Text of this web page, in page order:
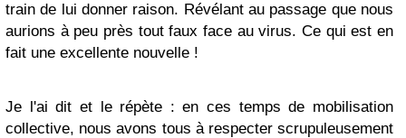
train de lui donner raison. Révélant au passage que nous
aurions à peu près tout faux face au virus. Ce qui est en
fait une excellente nouvelle !
Je l'ai dit et le répète : en ces temps de mobilisation
collective, nous avons tous à respecter scrupuleusement